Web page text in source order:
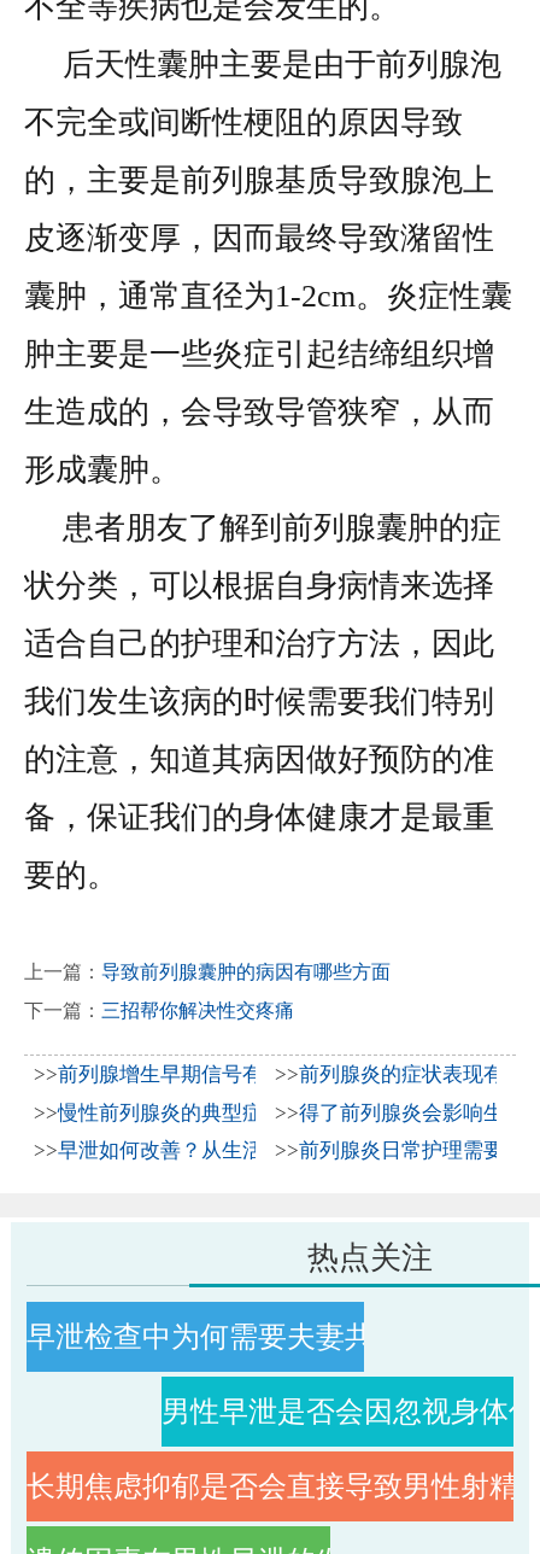
不全等疾病也是会发生的。
后天性囊肿主要是由于前列腺泡
不完全或间断性梗阻的原因导致
的，主要是前列腺基质导致腺泡上
皮逐渐变厚，因而最终导致潴留性
囊肿，通常直径为1-2cm。炎症性囊
肿主要是一些炎症引起结缔组织增
生造成的，会导致导管狭窄，从而
形成囊肿。
患者朋友了解到前列腺囊肿的症
状分类，可以根据自身病情来选择
适合自己的护理和治疗方法，因此
我们发生该病的时候需要我们特别
的注意，知道其病因做好预防的准
备，保证我们的身体健康才是最重
要的。
上一篇： 导致前列腺囊肿的病因有哪些方面
下一篇： 三招帮你解决性交疼痛
>>前列腺增生早期信号有哪些？2026年科学防治与日常
>>前列腺炎的症状表现有哪
>>慢性前列腺炎的典型症状表现与2026年科学治疗方法
>>得了前列腺炎会影响生育
>>早泄如何改善？从生活习惯到科学治疗全解析
>>前列腺炎日常护理需要注
热点关注
早泄检查中为何需要夫妻共同评估
男性早泄是否会因忽视身体
长期焦虑抑郁是否会直接导致男性射精